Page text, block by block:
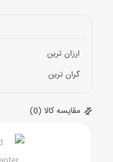
ارزان ترین
گران ترین
مقایسه کالا (0)